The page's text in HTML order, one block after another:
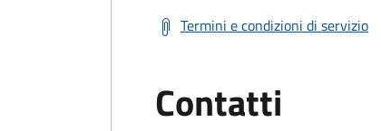
Termini e condizioni di servizio
Contatti